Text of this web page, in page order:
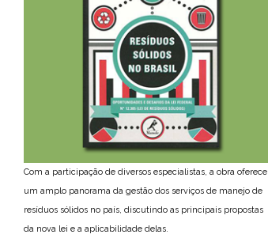
Com a participação de diversos especialistas, a obra oferece
um amplo panorama da gestão dos serviços de manejo de
resíduos sólidos no país, discutindo as principais propostas
da nova lei e a aplicabilidade delas.